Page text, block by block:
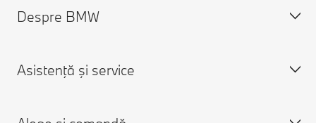
Asistență și Contact
Caută un partener BMW
Despre BMW
Despre noi
Asistenţă şi service